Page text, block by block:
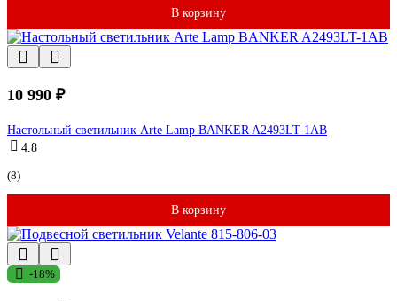
В корзину
10 990 ₽
Настольный светильник Arte Lamp BANKER A2493LT-1AB
4.8
(8)
В корзину
-18%